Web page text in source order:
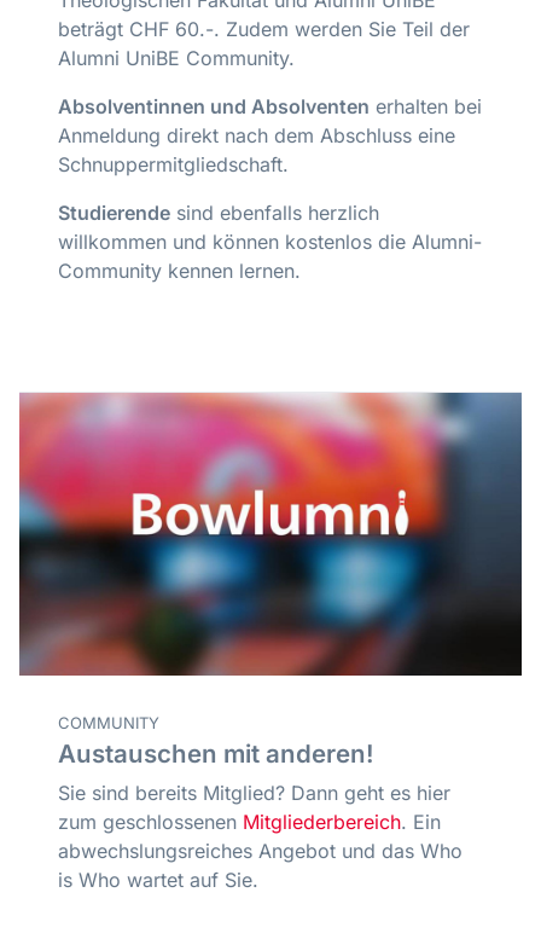
beträgt CHF 60.-. Zudem werden Sie Teil der
Alumni UniBE Community.
Absolventinnen und Absolventen erhalten bei
Anmeldung direkt nach dem Abschluss eine
Schnuppermitgliedschaft.
Studierende sind ebenfalls herzlich
willkommen und können kostenlos die Alumni-
Community kennen lernen.
COMMUNITY
Austauschen mit anderen!
Sie sind bereits Mitglied? Dann geht es hier
zum geschlossenen Mitgliederbereich. Ein
abwechslungsreiches Angebot und das Who
is Who wartet auf Sie.